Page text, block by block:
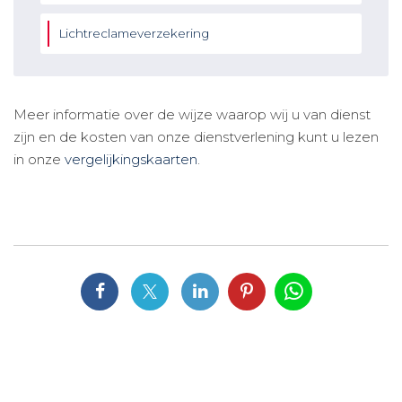
Lichtreclameverzekering
Meer informatie over de wijze waarop wij u van dienst
zijn en de kosten van onze dienstverlening kunt u lezen
in onze vergelijkingskaarten.